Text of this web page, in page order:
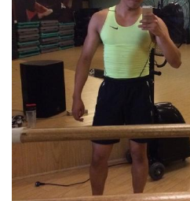
力
量
訓
練
增
肌
計